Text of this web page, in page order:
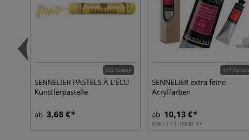
525 Farben
SENNELIER PASTELS À L'ÉCU
Künstlerpastelle
ab 3,68 €
117 Farben
SENNELIER extra feine
Acrylfarben
ab 10,13 €
0,06 l | 1 l: 168,83 €